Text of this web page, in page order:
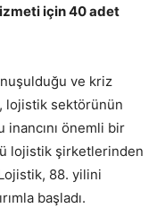
için 40 adet
ve kriz
lojistik sektörünün
önemli bir
lojistik şirketlerinden
88. yilini
başladı.